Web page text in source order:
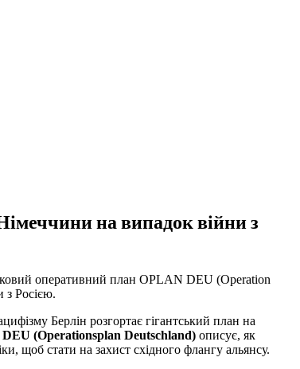
на випадок війни з
оперативний план OPLAN DEU (Operation
з Росією.
Берлін розгортає гігантський план на
(Operationsplan Deutschland) описує, як
щоб стати на захист східного флангу альянсу.